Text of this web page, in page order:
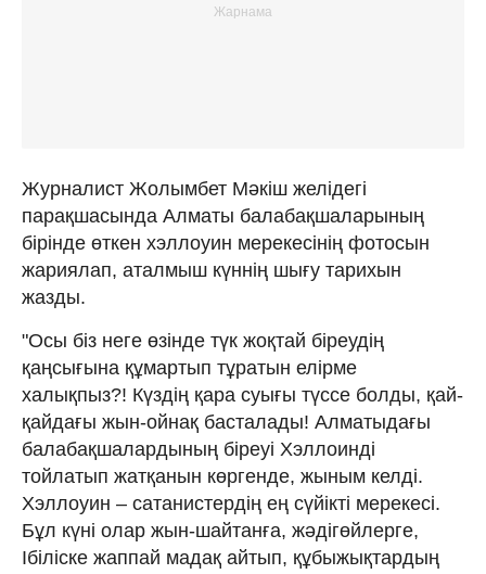
Журналист Жолымбет Мәкіш желідегі
парақшасында Алматы балабақшаларының
бірінде өткен хэллоуин мерекесінің фотосын
жариялап, аталмыш күннің шығу тарихын
жазды.
"Осы біз неге өзінде түк жоқтай біреудің
қаңсығына құмартып тұратын елірме
халықпыз?! Күздің қара суығы түссе болды, қай-
қайдағы жын-ойнақ басталады! Алматыдағы
балабақшалардының біреуі Хэллоинді
тойлатып жатқанын көргенде, жыным келді.
Хэллоуин – сатанистердің ең сүйікті мерекесі.
Бұл күні олар жын-шайтанға, жәдігөйлерге,
Ібіліске жаппай мадақ айтып, құбыжықтардың